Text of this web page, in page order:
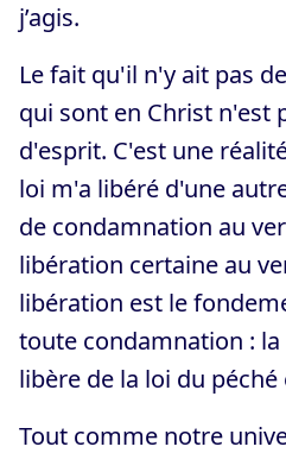
j’agis.
Le fait qu'il n'y ait pas
qui sont en Christ n'est
d'esprit. C'est une
loi m'a libéré d'une
de condamnation au
libération certaine au
libération est le
toute condamnation :
libère de la loi du
Tout comme notre